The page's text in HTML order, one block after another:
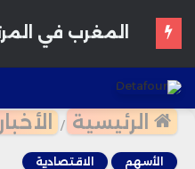
الرئيسية / الأخبار
الأسهم الاقتصادية